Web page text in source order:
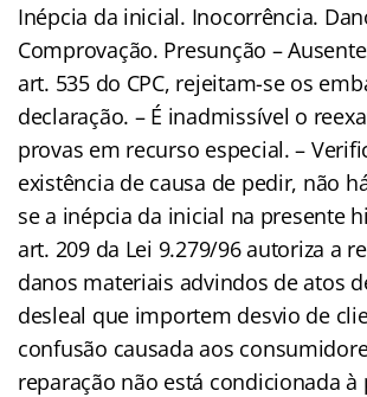
Inépcia da inicial. Inocorrência.
Comprovação. Presunção –
art. 535 do CPC, rejeitam-se os
declaração. – É inadmissível o
provas em recurso especial. –
existência de causa de pedir, não
se a inépcia da inicial na presente
art. 209 da Lei 9.279/96 autoriza a
danos materiais advindos de atos
desleal que importem desvio de
confusão causada aos
reparação não está condicionada à